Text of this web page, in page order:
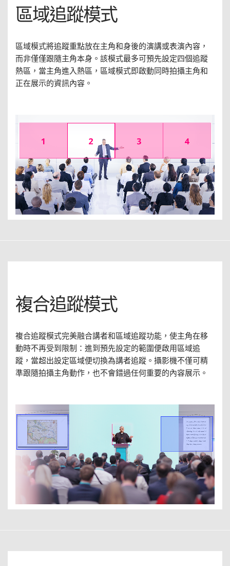
區域追蹤模式
區域模式將追蹤重點放在主角和身後的演講或表演內容，
而非僅僅跟隨主角本身。該模式最多可預先設定四個追蹤
熱區，當主角進入熱區，區域模式即啟動同時拍攝主角和
正在展示的資訊內容。
複合追蹤模式
複合追蹤模式完美融合講者和區域追蹤功能，使主角在移
動時不再受到限制：進到預先設定的範圍便啟用區域追
蹤，當超出設定區域便切換為講者追蹤。攝影機不僅可精
準跟隨拍攝主角動作，也不會錯過任何重要的內容展示。